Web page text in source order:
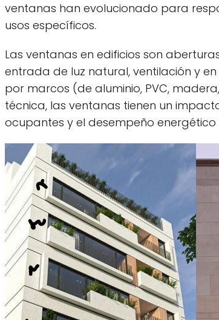
ventanas han evolucionado para
usos específicos.
Las ventanas en edificios son
entrada de luz natural, ventilación y
por marcos (de aluminio, PVC,
técnica, las ventanas tienen un
ocupantes y el desempeño energético